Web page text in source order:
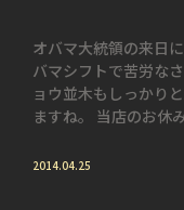
オバマ大統領の来日
バマシフトで苦労な
ョウ並木もしっかり
ますね。 当店のお休
2014.04.25